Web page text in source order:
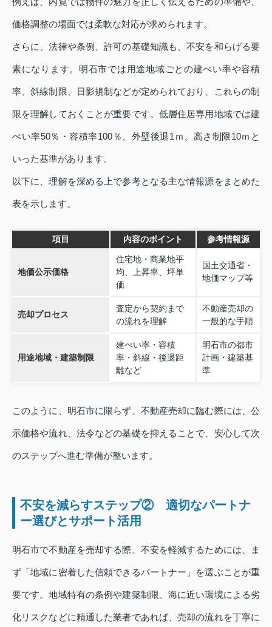
価格調整の場面では柔軟な対応が求められます。
さらに、法律や条例、許可の基礎知識も、不安を和らげる要
素になります。明石市では用途地域ごとの建ぺい率や容積
率、斜線制限、日影規制などが定められており、これらの制
限を理解しておくことが重要です。低層住居専用地域では建
ぺい率50％・容積率100％、外壁後退1ｍ、高さ制限10ｍと
いった基準があります。
以下に、理解を深める上で参考となる主な情報源をまとめた
表を示します。
項目 内容のポイント 参考情報源
地価公示価格
住宅地・商業地平
均、上昇率、坪単
価
国土交通省・
地価マップ等
売却プロセス
査定から契約まで
の流れを理解
不動産売却の
一般的な手順
用途地域・建築制限
建ぺい率・容積
率・斜線・後退距
離など
明石市の都市
計画・建築基
準
このように、明石市に限らず、不動産売却に臨む際には、公
示価格や流れ、法令などの基礎を抑えることで、安心して次
のステップへ進む準備が整います。
不安を減らすステップ② 適切なパートナ
ー選びとサポート活用
明石市で不動産を売却する際、不安を軽減するためには、ま
ず「地域に密着した信頼できるパートナー」を選ぶことが重
要です。地域特有の条例や建築制限、海に近い環境による劣
化リスクなどに精通した業者であれば、売却の流れを丁寧に